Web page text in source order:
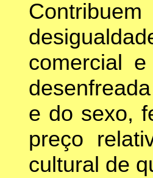
comercial
e do sexo,
preço
cultural de